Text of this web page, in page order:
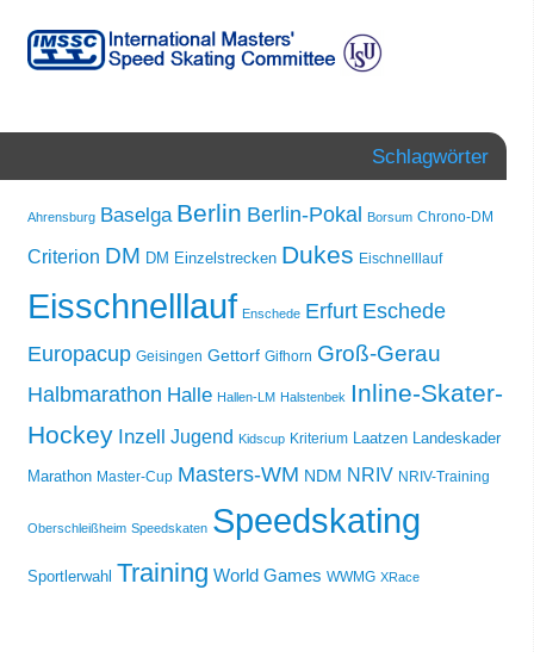
Schlagwörter
Ahrensburg Baselga Berlin Berlin-Pokal Borsum Chrono-DM
Criterion DM DM Einzelstrecken Dukes Eischnelllauf
Eisschnelllauf Enschede Erfurt Eschede
Europacup Geisingen Gettorf Gifhorn Groß-Gerau
Halbmarathon Halle Hallen-LM Halstenbek Inline-Skater-
Hockey Inzell Jugend Kidscup Kriterium Laatzen Landeskader
Marathon Master-Cup Masters-WM NDM NRIV NRIV-Training
Oberschleißheim Speedskaten Speedskating
Sportlerwahl Training World Games WWMG XRace